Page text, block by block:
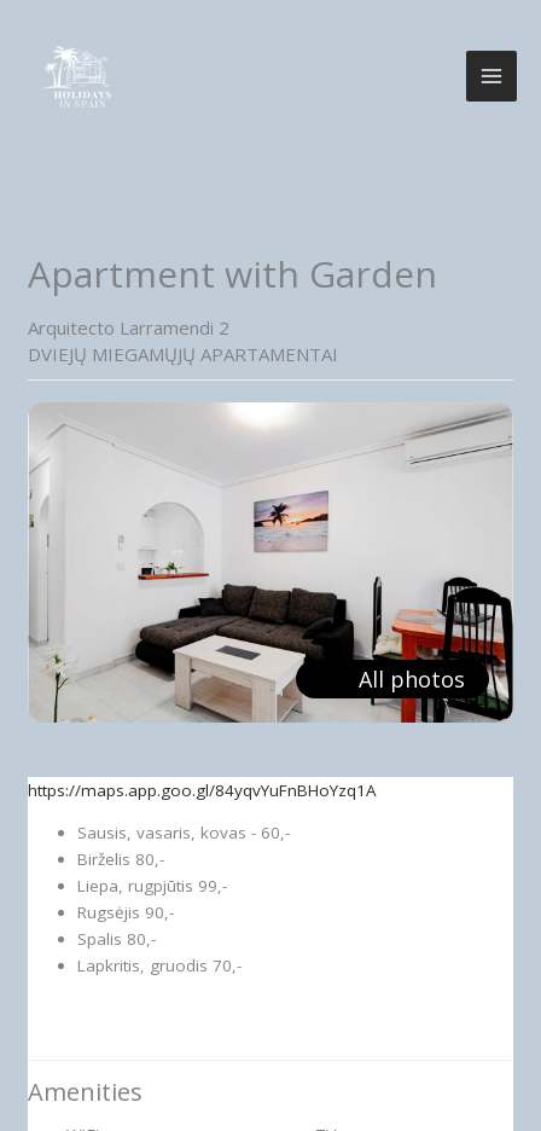
turinio
Apartment with Garden
Arquitecto Larramendi 2
DVIEJŲ MIEGAMŲJŲ APARTAMENTAI
All photos
https://maps.app.goo.gl/84yqvYuFnBHoYzq1A
Sausis, vasaris, kovas - 60,-
Birželis 80,-
Liepa, rugpjūtis 99,-
Rugsėjis 90,-
Spalis 80,-
Lapkritis, gruodis 70,-
Amenities